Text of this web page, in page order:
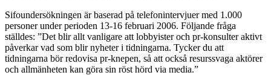
Sifoundersökningen är baserad på telefonintervjuer med 1.000
personer under perioden 13-16 februari 2006. Följande fråga
ställdes: ”Det blir allt vanligare att lobbyister och pr-konsulter aktivt
påverkar vad som blir nyheter i tidningarna. Tycker du att
tidningarna bör redovisa pr-knepen, så att också resurssvaga aktörer
och allmänheten kan göra sin röst hörd via media.”